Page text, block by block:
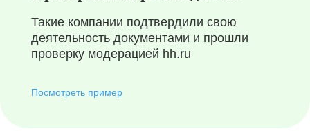
Такие компании подтвердили свою
деятельность документами и прошли
проверку модерацией hh.ru
Посмотреть пример